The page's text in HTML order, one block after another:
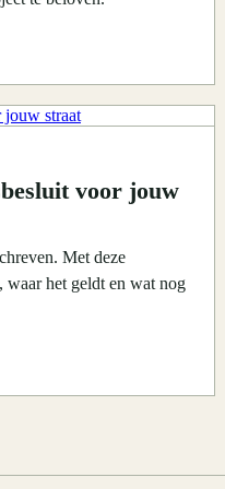
voor jouw
Met deze
waar het geldt en wat nog